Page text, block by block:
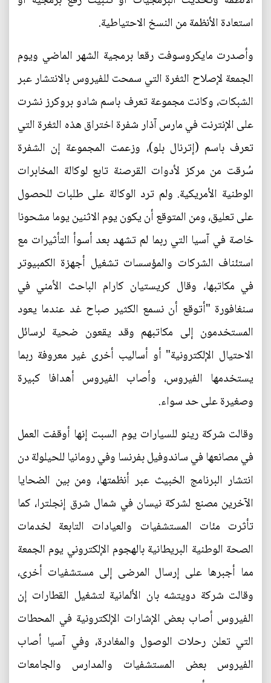
استعادة الأنظمة من النسخ الاحتياطية.
وأصدرت مايكروسوفت رقعا برمجية الشهر الماضي ويوم
الجمعة لإصلاح الثغرة التي سمحت للفيروس بالانتشار عبر
الشبكات، وكانت مجموعة تعرف باسم شادو بروكرز نشرت
على الإنترنت في مارس آذار شفرة اختراق هذه الثغرة التي
تعرف باسم (إترنال بلو)، وزعمت المجموعة إن الشفرة
سُرقت من مركز لأدوات القرصنة تابع لوكالة المخابرات
الوطنية الأمريكية. ولم ترد الوكالة على طلبات للحصول
على تعليق، ومن المتوقع أن يكون يوم الاثنين يوما مشحونا
خاصة في آسيا التي ربما لم تشهد بعد أسوأ التأثيرات مع
استئناف الشركات والمؤسسات تشغيل أجهزة الكمبيوتر
في مكاتبها، وقال كريستيان كارام الباحث الأمني في
سنغافورة "أتوقع أن نسمع الكثير صباح غد عندما يعود
المستخدمون إلى مكاتبهم وقد يقعون ضحية لرسائل
الاحتيال الإلكترونية" أو أساليب أخرى غير معروفة ربما
يستخدمها الفيروس، وأصاب الفيروس أهدافا كبيرة
وصغيرة على حد سواء.
وقالت شركة رينو للسيارات يوم السبت إنها أوقفت العمل
في مصانعها في ساندوفيل بفرنسا وفي رومانيا للحيلولة دن
انتشار البرنامج الخبيث عبر أنظمتها، ومن بين الضحايا
الآخرين مصنع لشركة نيسان في شمال شرق إنجلترا، كما
تأثرت مئات المستشفيات والعيادات التابعة لخدمات
الصحة الوطنية البريطانية بالهجوم الإلكتروني يوم الجمعة
مما أجبرها على إرسال المرضى إلى مستشفيات أخرى،
وقالت شركة دويتشه بان الألمانية لتشغيل القطارات إن
الفيروس أصاب بعض الإشارات الإلكترونية في المحطات
التي تعلن رحلات الوصول والمغادرة، وفي آسيا أصاب
الفيروس بعض المستشفيات والمدارس والجامعات